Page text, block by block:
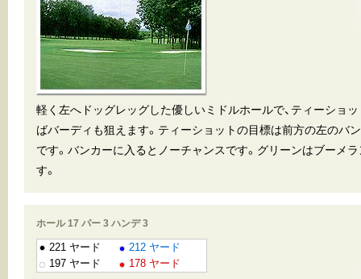
軽く左へドッグレッグした優しいミドルホールで、ティーショ
ばバーディも狙えます。ティーショットの目標は前方の左のバ
です。バンカーに入るとノーチャンスです。グリーンはブーメ
す。
ホール 17 パー 3 ハンデ 3
221 ヤード
212 ヤード
197 ヤード
178 ヤード